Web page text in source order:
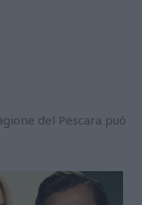
del Pescara può